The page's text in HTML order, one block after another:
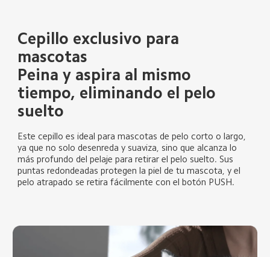
Cepillo exclusivo para
mascotas
Peina y aspira al mismo
tiempo, eliminando el pelo
suelto
Este cepillo es ideal para mascotas de pelo corto o largo,
ya que no solo desenreda y suaviza, sino que alcanza lo
más profundo del pelaje para retirar el pelo suelto. Sus
puntas redondeadas protegen la piel de tu mascota, y el
pelo atrapado se retira fácilmente con el botón PUSH.